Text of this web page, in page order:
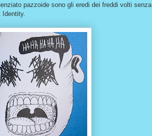
pazzoide sono gli eredi dei freddi volti senza
Identity.